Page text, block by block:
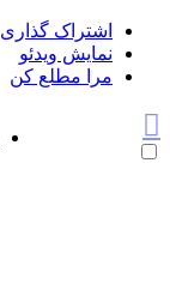
اشتراک گذاری
نمایش ویدئو
مرا مطلع کن